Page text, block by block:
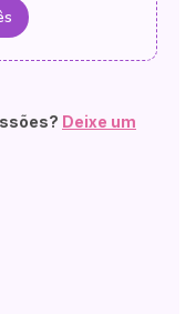
Deixe um